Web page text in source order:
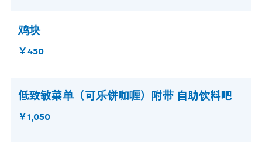
鸡块
￥450
低致敏菜单（可乐饼咖喱）附带 自助饮料吧
￥1,050